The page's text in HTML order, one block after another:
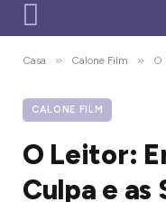
Casa » Calone Film » O
CALONE FILM
O Leitor:
Culpa e as